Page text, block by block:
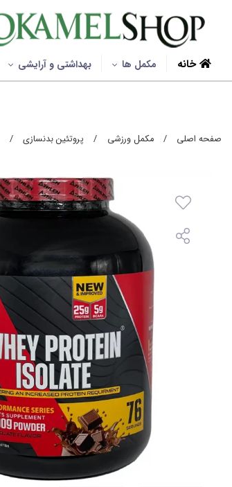
خانه مکمل ها بهداشتی و آرایشی
صفحه اصلی / مکمل ورزشی / پروتئین بدنسازی /